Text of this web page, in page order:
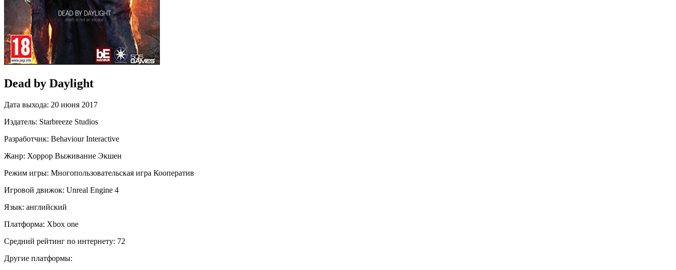
Dead by Daylight
Дата выхода: 20 июня 2017
Издатель: Starbreeze Studios
Разработчик: Behaviour Interactive
Жанр: Хоррор Выживание Экшен
Режим игры: Многопользовательская игра Кооператив
Игровой движок: Unreal Engine 4
Язык: английский
Платформа: Xbox one
Средний рейтинг по интернету: 72
Другие платформы: